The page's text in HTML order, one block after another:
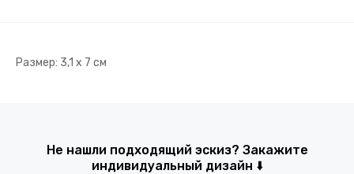
Размер: 3,1 х 7 см
Не нашли подходящий эскиз? Закажите
индивидуальный дизайн ⬇️